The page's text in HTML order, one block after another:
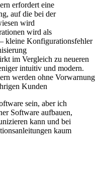
erfordert eine
auf die bei der
wird
wird als
kleine Konfigurationsfehler
im Vergleich zu neueren
intuitiv und modern.
werden ohne Vorwarnung
Kunden
sein, aber ich
Software aufbauen,
kann und bei
kaum